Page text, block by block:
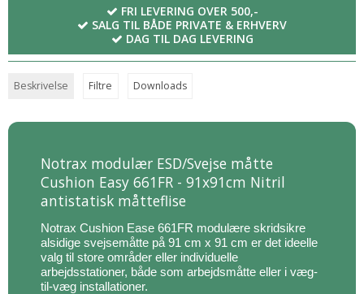
FRI LEVERING OVER 500,-
SALG TIL BÅDE PRIVATE & ERHVERV
DAG TIL DAG LEVERING
Beskrivelse Filtre Downloads
Notrax modulær ESD/Svejse måtte
Cushion Easy 661FR - 91x91cm Nitril
antistatisk måtteflise
Notrax Cushion Ease 661FR modulære skridsikre
alsidige svejsemåtte på 91 cm x 91 cm er det ideelle
valg til store områder eller individuelle
arbejdsstationer, både som arbejdsmåtte eller i væg-
til-væg installationer.